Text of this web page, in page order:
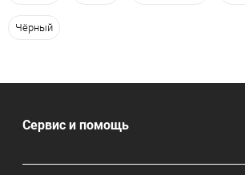
Чёрный
Сервис и помощь